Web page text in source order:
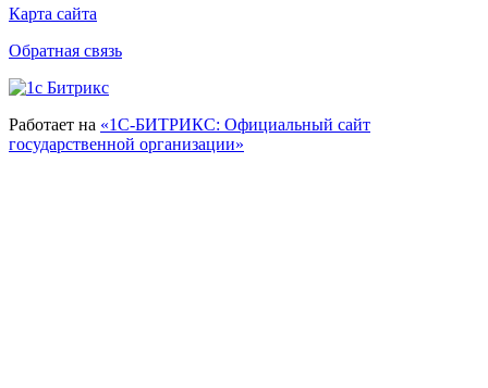
Карта сайта
Обратная связь
Работает на «1С-БИТРИКС: Официальный сайт
государственной организации»